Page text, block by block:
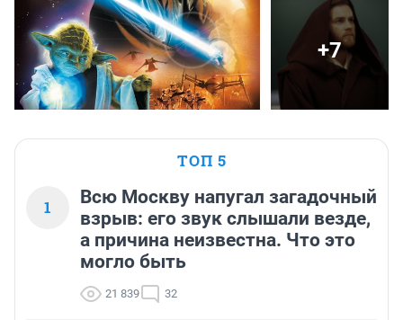
+7
ТОП 5
1
Всю Москву напугал загадочный
взрыв: его звук слышали везде,
а причина неизвестна. Что это
могло быть
21 839 32